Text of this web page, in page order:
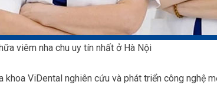
viêm nha chu uy tín nhất ở Hà Nội
khoa ViDental nghiên cứu và phát triển công nghệ